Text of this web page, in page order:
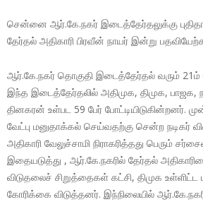
சென்னை ஆர்.கே.நகர் இடைத்தேர்தலுக்கு
தேர்தல் அதிகாரி பிரவீன் நாயர் இன்று
ஆர்.கே.நகர் தொகுதி இடைத்தேர்தல் வரும் 21ம்
இந்த இடைத்தேர்தலில் அதிமுக, திமுக, பாஜக,
தினகரன் உள்பட 59 பேர் போட்டியிடுகின்றனர்.
வேட்பு மனுதாக்கல் செய்வதற்கு சென்ற நடிகர்
அதிகாரி வேலுச்சாமி நிராகரித்தது பெரும்
இதையடுத்து , ஆர்.கே.நகரில் தேர்தல்
விடுதலைச் சிறுத்தைகள் கட்சி, திமுக உள்ளிட்ட
கோரிக்கை விடுத்தனர். இந்நிலையில்